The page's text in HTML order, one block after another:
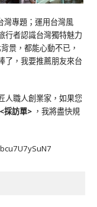
灣專題；運用台灣風
行者認識台灣獨特魅力
景，都能心動不已，
了，我要推薦朋友來台
人職人創業家，如果您
<採訪單> ，我將盡快規